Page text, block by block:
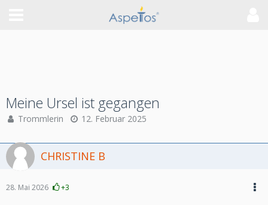
Meine Ursel ist gegangen
Trommlerin 12. Februar 2025
CHRISTINE B
28. Mai 2026 +3